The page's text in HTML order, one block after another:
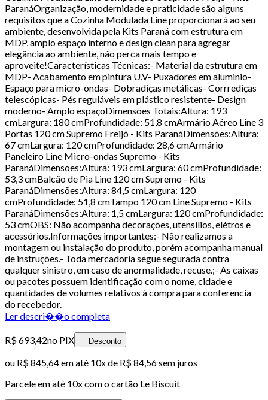
ParanáOrganização, modernidade e praticidade são alguns
requisitos que a Cozinha Modulada Line proporcionará ao seu
ambiente, desenvolvida pela Kits Paraná com estrutura em
MDP, amplo espaço interno e design clean para agregar
elegância ao ambiente, não perca mais tempo e
aproveite!Características Técnicas:- Material da estrutura em
MDP- Acabamento em pintura U.V- Puxadores em aluminio-
Espaço para micro-ondas- Dobradiças metálicas- Corrrediças
telescópicas- Pés reguláveis em plástico resistente- Design
moderno- Amplo espaçoDimensões Totais:Altura: 193
cmLargura: 180 cmProfundidade: 51,8 cmArmário Aéreo Line 3
Portas 120 cm Supremo Freijó - Kits ParanáDimensões:Altura:
67 cmLargura: 120 cmProfundidade: 28,6 cmArmário
Paneleiro Line Micro-ondas Supremo - Kits
ParanáDimensões:Altura: 193 cmLargura: 60 cmProfundidade:
53,3 cmBalcão de Pia Line 120 cm Supremo - Kits
ParanáDimensões:Altura: 84,5 cmLargura: 120
cmProfundidade: 51,8 cmTampo 120 cm Line Supremo - Kits
ParanáDimensões:Altura: 1,5 cmLargura: 120 cmProfundidade:
53 cmOBS: Não acompanha decorações, utensilios, elétros e
acessórios.Informações importantes:- Não realizamos a
montagem ou instalação do produto, porém acompanha manual
de instruções.- Toda mercadoria segue segurada contra
qualquer sinistro, em caso de anormalidade, recuse.;- As caixas
ou pacotes possuem identificação com o nome, cidade e
quantidades de volumes relativos à compra para conferencia
do recebedor.
Ler descri��o completa
R$ 693,42no PIX Desconto
ou R$ 845,64em até 10x de R$ 84,56 sem juros
Parcele em até 10x com o cartão Le Biscuit